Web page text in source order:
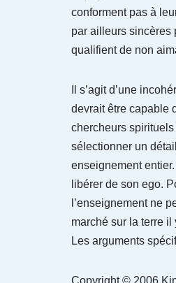
conforment pas à
par ailleurs sincères
qualifient de non
Il s’agit d’une
devrait être capable
chercheurs
sélectionner un
enseignement
libérer de son ego.
l’enseignement ne
marché sur la terre il
Les arguments
Copyright © 2006